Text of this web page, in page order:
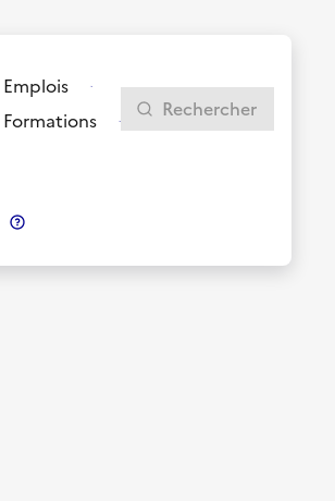
Emplois
Formations
Rechercher